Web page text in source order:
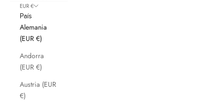
EUR €
País
Alemania
(EUR €)
Andorra
(EUR €)
Austria (EUR
€)